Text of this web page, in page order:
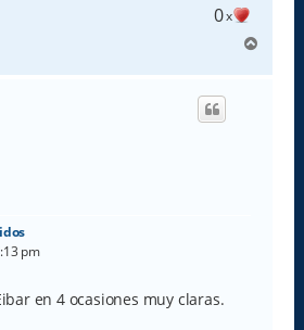
0x
r
pm
en 4 ocasiones muy claras.